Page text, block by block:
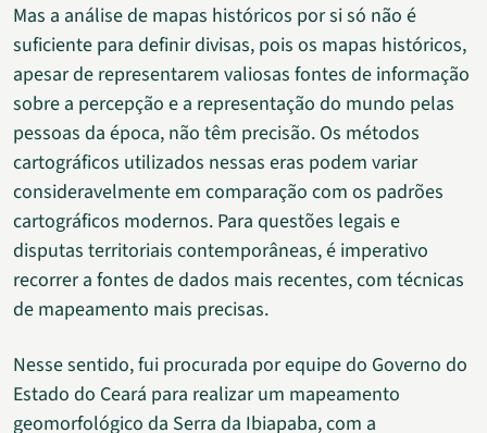
Mas a análise de mapas históricos por si só não é
suficiente para definir divisas, pois os mapas históricos,
apesar de representarem valiosas fontes de informação
sobre a percepção e a representação do mundo pelas
pessoas da época, não têm precisão. Os métodos
cartográficos utilizados nessas eras podem variar
consideravelmente em comparação com os padrões
cartográficos modernos. Para questões legais e
disputas territoriais contemporâneas, é imperativo
recorrer a fontes de dados mais recentes, com técnicas
de mapeamento mais precisas.
Nesse sentido, fui procurada por equipe do Governo do
Estado do Ceará para realizar um mapeamento
geomorfológico da Serra da Ibiapaba, com a